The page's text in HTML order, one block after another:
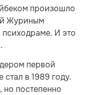
произошло
Журиным
И это
первой
в 1989 году.
но постепенно